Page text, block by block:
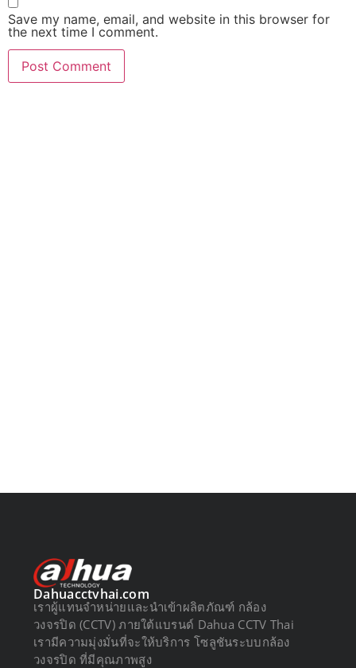
Save my name, email, and website in this browser for
the next time I comment.
Dahuacctvhai.com
เราผู้แทนจำหน่ายและนำเข้าผลิตภัณฑ์ กล้อง
วงจรปิด (CCTV) ภายใต้แบรนด์ Dahua CCTV Thai
เรามีความมุ่งมั่นที่จะให้บริการ โซลูชันระบบกล้อง
วงจรปิด ที่มีคุณภาพสูง